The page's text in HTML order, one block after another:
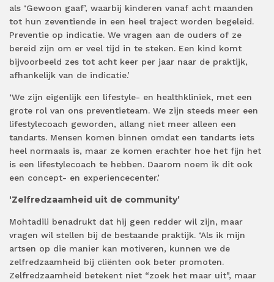
als ‘Gewoon gaaf’, waarbij kinderen vanaf acht maanden
tot hun zeventiende in een heel traject worden begeleid.
Preventie op indicatie. We vragen aan de ouders of ze
bereid zijn om er veel tijd in te steken. Een kind komt
bijvoorbeeld zes tot acht keer per jaar naar de praktijk,
afhankelijk van de indicatie.’
‘We zijn eigenlijk een lifestyle- en healthkliniek, met een
grote rol van ons preventieteam. We zijn steeds meer een
lifestylecoach geworden, allang niet meer alleen een
tandarts. Mensen komen binnen omdat een tandarts iets
heel normaals is, maar ze komen erachter hoe het fijn het
is een lifestylecoach te hebben. Daarom noem ik dit ook
een concept- en experiencecenter.’
‘Zelfredzaamheid uit de community’
Mohtadili benadrukt dat hij geen redder wil zijn, maar
vragen wil stellen bij de bestaande praktijk. ‘Als ik mijn
artsen op die manier kan motiveren, kunnen we de
zelfredzaamheid bij cliënten ook beter promoten.
Zelfredzaamheid betekent niet “zoek het maar uit", maar